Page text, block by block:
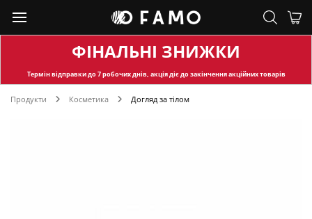
ФІНАЛЬНІ ЗНИЖКИ
Термін відправкидо 7 робочих днів, акція діє до закінчення акційних товарів
Продукти Косметика Догляд за тілом